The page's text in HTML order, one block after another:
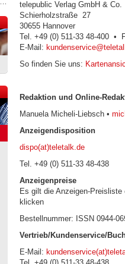
telepublic Verlag GmbH & Co.
Schierholzstraße 27
30655 Hannover
Tel. +49 (0) 511-33 48-400 •
E-Mail:
So finden Sie uns:
Redaktion und Online-
Manuela Micheli-Liebsch •
Anzeigendisposition
dispo(at)teletalk.de
Tel. +49 (0) 511-33 48-438
Anzeigenpreise
Es gilt die Anzeigen-
klicken
Bestellnummer: ISSN 0944-
Vertrieb/Kundenservice/
E-Mail: